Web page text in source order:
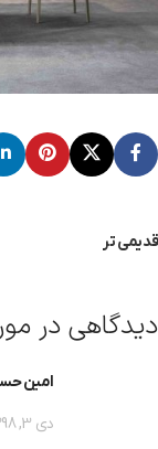
قدیمی تر
دیدگاهی در
امین
دی 3, 1398 در 3:49 ب.ظ